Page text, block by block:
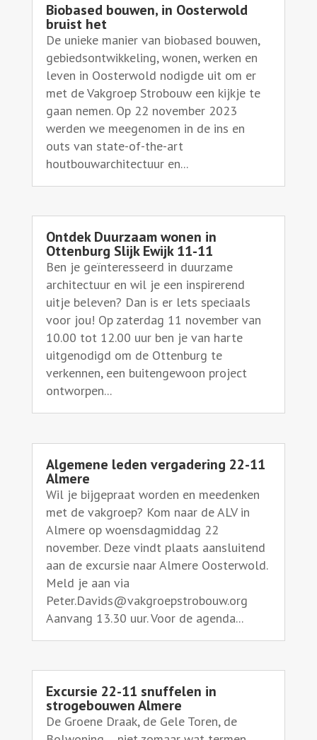
Biobased bouwen, in Oosterwold
bruist het
De unieke manier van biobased bouwen,
gebiedsontwikkeling, wonen, werken en
leven in Oosterwold nodigde uit om er
met de Vakgroep Strobouw een kijkje te
gaan nemen. Op 22 november 2023
werden we meegenomen in de ins en
outs van state-of-the-art
houtbouwarchitectuur en...
Ontdek Duurzaam wonen in
Ottenburg Slijk Ewijk 11-11
Ben je geïnteresseerd in duurzame
architectuur en wil je een inspirerend
uitje beleven? Dan is er lets speciaals
voor jou! Op zaterdag 11 november van
10.00 tot 12.00 uur ben je van harte
uitgenodigd om de Ottenburg te
verkennen, een buitengewoon project
ontworpen...
Algemene leden vergadering 22-11
Almere
Wil je bijgepraat worden en meedenken
met de vakgroep? Kom naar de ALV in
Almere op woensdagmiddag 22
november. Deze vindt plaats aansluitend
aan de excursie naar Almere Oosterwold.
Meld je aan via
Peter.Davids@vakgroepstrobouw.org
Aanvang 13.30 uur. Voor de agenda...
Excursie 22-11 snuffelen in
strogebouwen Almere
De Groene Draak, de Gele Toren, de